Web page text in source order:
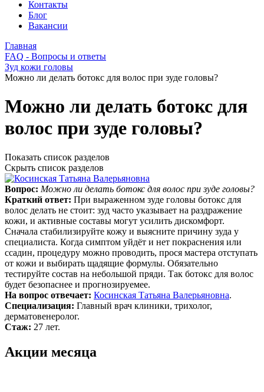
Контакты
Блог
Вакансии
Главная
FAQ - Вопросы и ответы
Зуд кожи головы
Можно ли делать ботокс для волос при зуде головы?
Можно ли делать ботокс для
волос при зуде головы?
Показать список разделов
Скрыть список разделов
Вопрос: Можно ли делать ботокс для волос при зуде головы?
Краткий ответ: При выраженном зуде головы ботокс для
волос делать не стоит: зуд часто указывает на раздражение
кожи, и активные составы могут усилить дискомфорт.
Сначала стабилизируйте кожу и выясните причину зуда у
специалиста. Когда симптом уйдёт и нет покраснения или
ссадин, процедуру можно проводить, прося мастера отступать
от кожи и выбирать щадящие формулы. Обязательно
тестируйте состав на небольшой пряди. Так ботокс для волос
будет безопаснее и прогнозируемее.
На вопрос отвечает: Косинская Татьяна Валерьяновна.
Специализация: Главный врач клиники, трихолог,
дерматовенеролог.
Стаж: 27 лет.
Акции месяца